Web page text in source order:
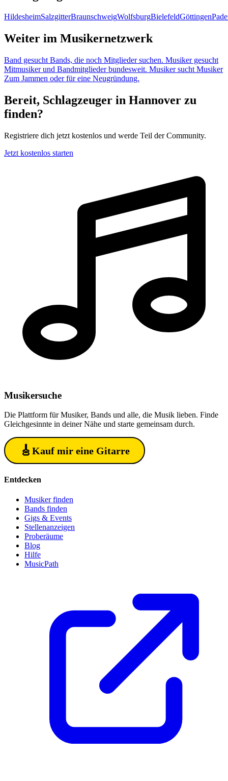
HildesheimSalzgitterBraunschweigWolfsburgBielefeldGöttingen
Weiter im Musikernetzwerk
Band gesucht Bands, die noch Mitglieder suchen. Musiker gesucht
Mitmusiker und Bandmitglieder bundesweit. Musiker sucht Musiker
Zum Jammen oder für eine Neugründung.
Bereit, Schlagzeuger in Hannover zu
finden?
Registriere dich jetzt kostenlos und werde Teil der Community.
Jetzt kostenlos starten
Musikersuche
Die Plattform für Musiker, Bands und alle, die Musik lieben. Finde
Gleichgesinnte in deiner Nähe und starte gemeinsam durch.
🎸 Kauf mir eine Gitarre
Entdecken
Musiker finden
Bands finden
Gigs & Events
Stellenanzeigen
Proberäume
Blog
Hilfe
MusicPath